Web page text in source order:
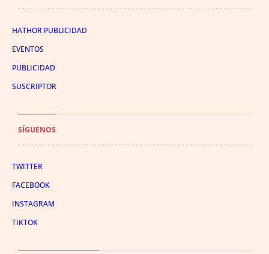
HATHOR PUBLICIDAD
EVENTOS
PUBLICIDAD
SUSCRIPTOR
SÍGUENOS
TWITTER
FACEBOOK
INSTAGRAM
TIKTOK